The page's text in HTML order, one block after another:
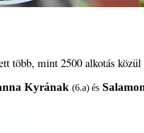
több, mint 2500 alkotás
Kyrának (6.a) és